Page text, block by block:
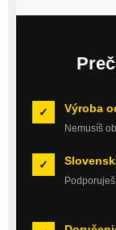
✓ Výroba
Nemusíš
✓